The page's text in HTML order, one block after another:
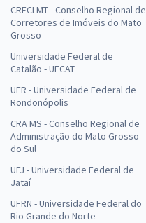
CRECI MT - Conselho Regional de
Corretores de Imóveis do Mato
Grosso
Universidade Federal de
Catalão - UFCAT
UFR - Universidade Federal de
Rondonópolis
CRA MS - Conselho Regional de
Administração do Mato Grosso
do Sul
UFJ - Universidade Federal de
Jataí
UFRN - Universidade Federal do
Rio Grande do Norte